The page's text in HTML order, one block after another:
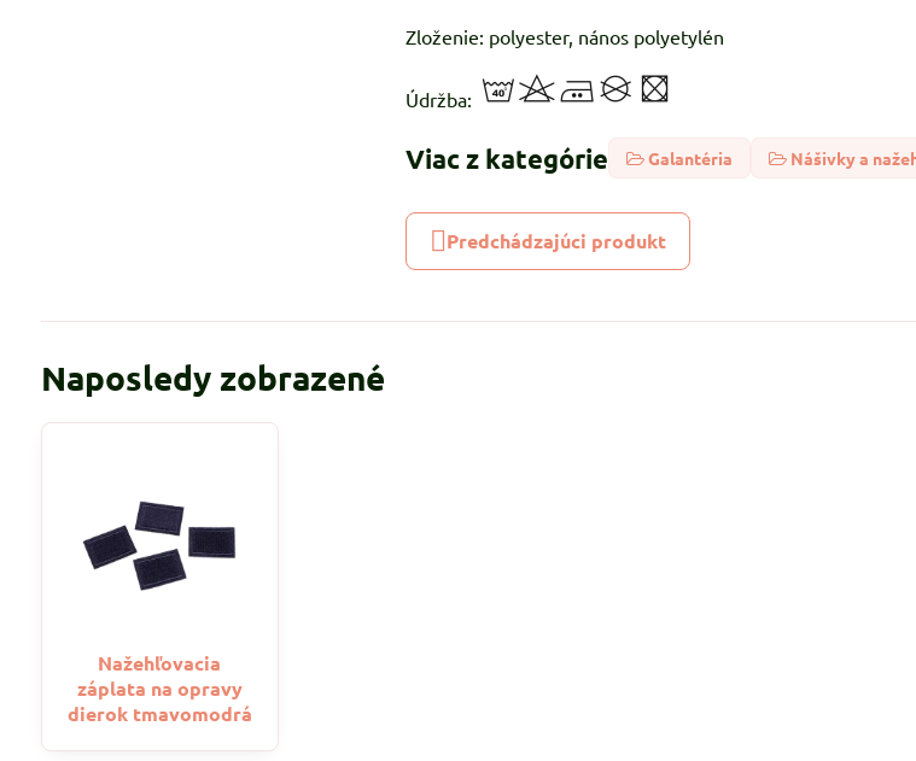
Zloženie: polyester, nános polyetylén
Údržba:
Viac z kategórie Galantéria Nášivky a
Predchádzajúci produkt
Naposledy zobrazené
Nažehľovacia
záplata na opravy
dierok tmavomodrá